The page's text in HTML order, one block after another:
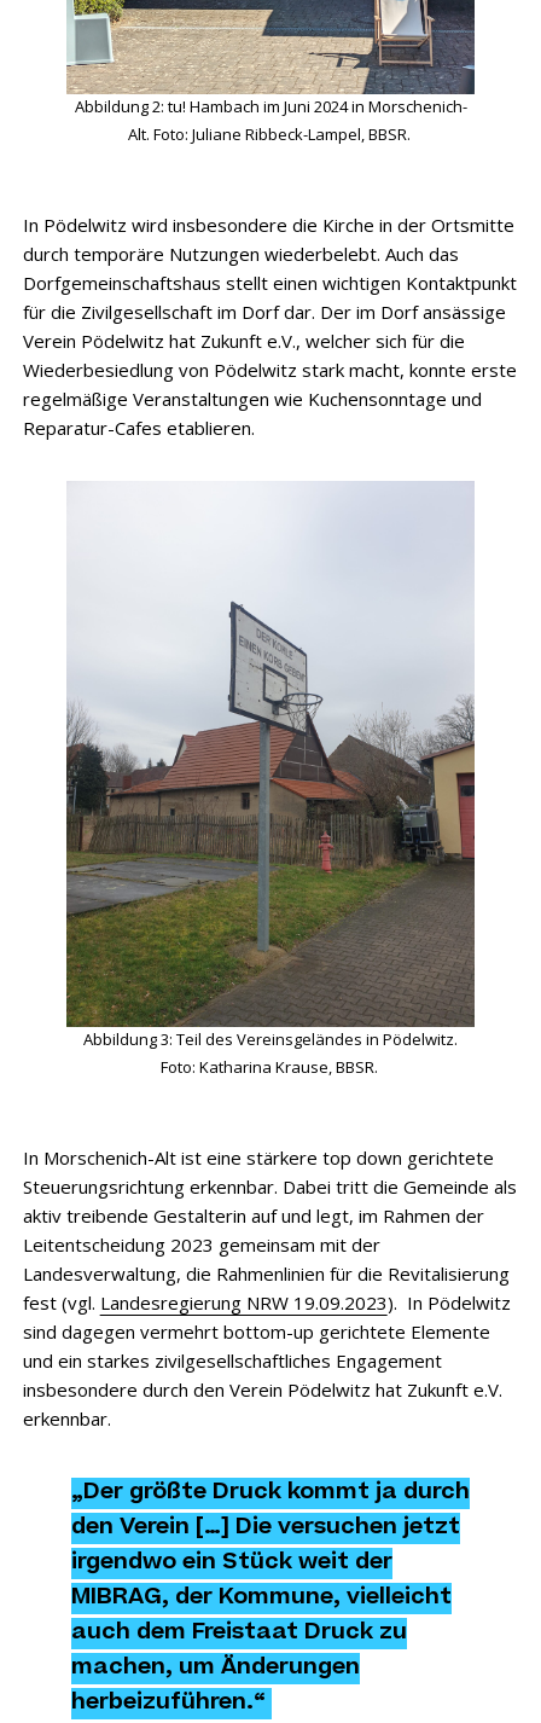
Abbildung 2: tu! Hambach im Juni 2024 in Morschenich-
Alt. Foto: Juliane Ribbeck-Lampel, BBSR.
In Pödelwitz wird insbesondere die Kirche in der Ortsmitte
durch temporäre Nutzungen wiederbelebt. Auch das
Dorfgemeinschaftshaus stellt einen wichtigen Kontaktpunkt
für die Zivilgesellschaft im Dorf dar. Der im Dorf ansässige
Verein Pödelwitz hat Zukunft e.V., welcher sich für die
Wiederbesiedlung von Pödelwitz stark macht, konnte erste
regelmäßige Veranstaltungen wie Kuchensonntage und
Reparatur-Cafes etablieren.
Abbildung 3: Teil des Vereinsgeländes in Pödelwitz.
Foto: Katharina Krause, BBSR.
In Morschenich-Alt ist eine stärkere top down gerichtete
Steuerungsrichtung erkennbar. Dabei tritt die Gemeinde als
aktiv treibende Gestalterin auf und legt, im Rahmen der
Leitentscheidung 2023 gemeinsam mit der
Landesverwaltung, die Rahmenlinien für die Revitalisierung
fest (vgl. Landesregierung NRW 19.09.2023). In Pödelwitz
sind dagegen vermehrt bottom-up gerichtete Elemente
und ein starkes zivilgesellschaftliches Engagement
insbesondere durch den Verein Pödelwitz hat Zukunft e.V.
erkennbar.
„Der größte Druck kommt ja durch
den Verein […] Die versuchen jetzt
irgendwo ein Stück weit der
MIBRAG, der Kommune, vielleicht
auch dem Freistaat Druck zu
machen, um Änderungen
herbeizuführen.“